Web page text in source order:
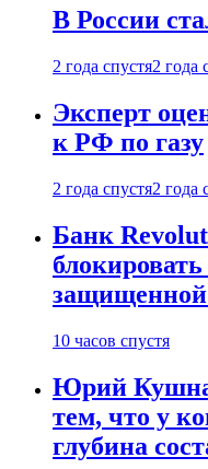
В России
2 года спустя2 года
Эксперт
к РФ по газу
2 года спустя2 года
Банк
10 часов спустя
Юрий
тем, что у
глубина